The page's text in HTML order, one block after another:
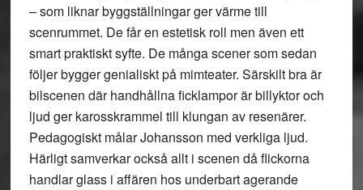
– som liknar byggställningar ger värme till
scenrummet. De får en estetisk roll men även ett
smart praktiskt syfte. De många scener som sedan
följer bygger genialiskt på mimteater. Särskilt bra är
bilscenen där handhållna ficklampor är billyktor och
ljud ger karosskrammel till klungan av resenärer.
Pedagogiskt målar Johansson med verkliga ljud.
Härligt samverkar också allt i scenen då flickorna
handlar glass i affären hos underbart agerande